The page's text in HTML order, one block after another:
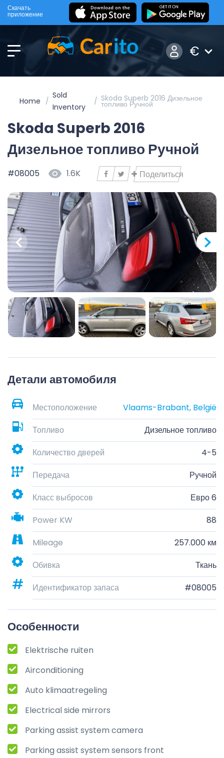
Скачать
приложение
€
Home
Sold
Inventory
Skoda Superb 2016 Дизельное
топливо Ручной
Skoda Superb 2016
Дизельное топливо Ручной
#08005 1.6K Поделиться
Детали автомобиля
Местоположение
Vlaams-Brabant, België
Топливо
Дизельное топливо
Количество дверей
4-5
Передача
Ручной
Класс выбросов
Евро 6
Power KW
88
Mileage
257.000 км
Обивка
Ткань
Идентификатор запаса
#08005
Особенности
Elektrische ruiten
Airconditioning
Auto klimaatregeling
Electrical side mirrors
Parking assist system camera
Parking assist system sensors front